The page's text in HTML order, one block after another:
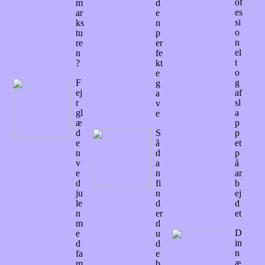
m
ar
ks
tu
re
n
?
F
ej
r
gl
æ
d
e
n
v
e
d
ju
le
n
m
e
d
fa
d
e
n
p
er
fe
kt
e
g
a
v
e
S
å
d
a
n
fi
n
d
er
d
u
d
e
es
si
o
n
el
t
o
g
af
sl
a
p
p
et
p
å
ar
b
ej
d
et
D
in
n
æ